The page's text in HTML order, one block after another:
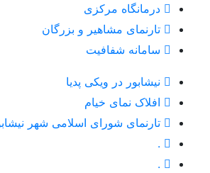
درمانگاه مرکزی
تارنمای مشاهیر و بزرگان
سامانه شفافیت
نیشابور در ویکی پدیا
افلاک نمای خیام
تارنمای شورای اسلامی شهر
.
.